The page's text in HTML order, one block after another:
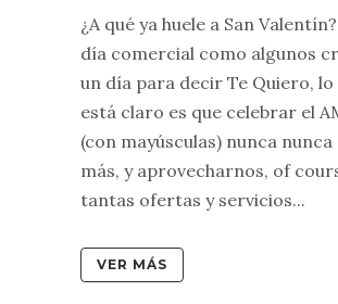
¿A qué ya huele a San
día comercial como algunos
un día para decir Te Quiero, lo
está claro es que celebrar el
(con mayúsculas) nunca nunca
más, y aprovecharnos, of
tantas ofertas y servicios...
VER MÁS